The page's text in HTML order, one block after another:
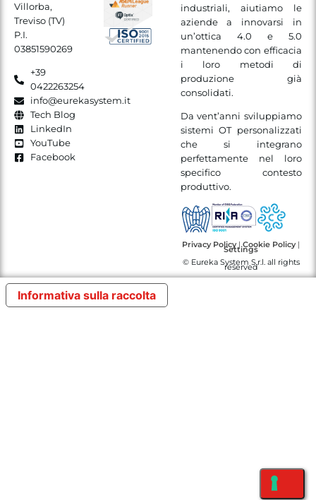
industriali, aiutiamo le
aziende a innovarsi in
un’ottica 4.0 e 5.0
mantenendo con efficacia
i loro metodi di
produzione già
consolidati.
Da vent’anni sviluppiamo
sistemi OT personalizzati
che si integrano
perfettamente nel loro
specifico contesto
produttivo.
Privacy Policy|Cookie Policy|
Settings
© Eureka System S.r.l. all rights
reserved
Villorba,
Treviso (TV)
P.I.
03851590269
+39
0422263254
info@eurekasystem.it
Tech Blog
LinkedIn
YouTube
Facebook
Informativa sulla raccolta